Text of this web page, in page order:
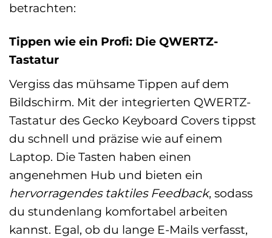
betrachten:
Tippen wie ein Profi: Die QWERTZ-
Tastatur
Vergiss das mühsame Tippen auf dem
Bildschirm. Mit der integrierten QWERTZ-
Tastatur des Gecko Keyboard Covers tippst
du schnell und präzise wie auf einem
Laptop. Die Tasten haben einen
angenehmen Hub und bieten ein
hervorragendes taktiles Feedback, sodass
du stundenlang komfortabel arbeiten
kannst. Egal, ob du lange E-Mails verfasst,